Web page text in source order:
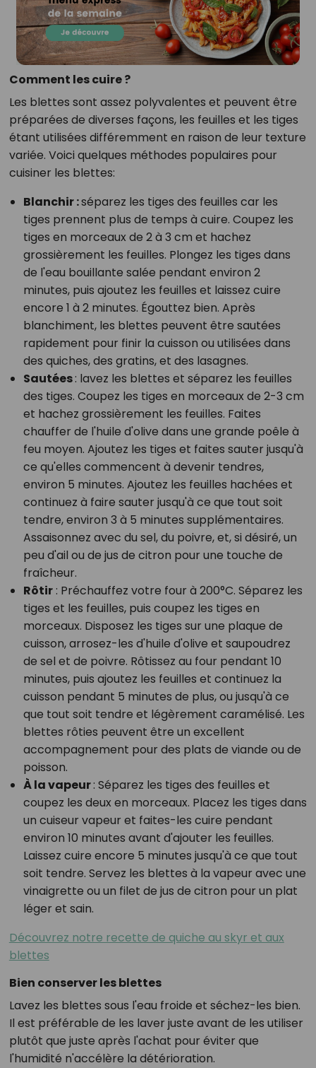
Comment les cuire ?
Les blettes sont assez polyvalentes et peuvent être
préparées de diverses façons, les feuilles et les tiges
étant utilisées différemment en raison de leur texture
variée. Voici quelques méthodes populaires pour
cuisiner les blettes:
Blanchir :séparez les tiges des feuilles car les
tiges prennent plus de temps à cuire. Coupez les
tiges en morceaux de 2 à 3 cm et hachez
grossièrement les feuilles. Plongez les tiges dans
de l'eau bouillante salée pendant environ 2
minutes, puis ajoutez les feuilles et laissez cuire
encore 1 à 2 minutes. Égouttez bien. Après
blanchiment, les blettes peuvent être sautées
rapidement pour finir la cuisson ou utilisées dans
des quiches, des gratins, et des lasagnes.
Sautées: lavez les blettes et séparez les feuilles
des tiges. Coupez les tiges en morceaux de 2-3 cm
et hachez grossièrement les feuilles. Faites
chauffer de l'huile d'olive dans une grande poêle à
feu moyen. Ajoutez les tiges et faites sauter jusqu'à
ce qu'elles commencent à devenir tendres,
environ 5 minutes. Ajoutez les feuilles hachées et
continuez à faire sauter jusqu'à ce que tout soit
tendre, environ 3 à 5 minutes supplémentaires.
Assaisonnez avec du sel, du poivre, et, si désiré, un
peu d'ail ou de jus de citron pour une touche de
fraîcheur.
Rôtir: Préchauffez votre four à 200°C. Séparez les
tiges et les feuilles, puis coupez les tiges en
morceaux. Disposez les tiges sur une plaque de
cuisson, arrosez-les d'huile d'olive et saupoudrez
de sel et de poivre. Rôtissez au four pendant 10
minutes, puis ajoutez les feuilles et continuez la
cuisson pendant 5 minutes de plus, ou jusqu'à ce
que tout soit tendre et légèrement caramélisé. Les
blettes rôties peuvent être un excellent
accompagnement pour des plats de viande ou de
poisson.
À la vapeur: Séparez les tiges des feuilles et
coupez les deux en morceaux. Placez les tiges dans
un cuiseur vapeur et faites-les cuire pendant
environ 10 minutes avant d'ajouter les feuilles.
Laissez cuire encore 5 minutes jusqu'à ce que tout
soit tendre. Servez les blettes à la vapeur avec une
vinaigrette ou un filet de jus de citron pour un plat
léger et sain.
Découvrez notre recette de quiche au skyr et aux
blettes
Bien conserver les blettes
Lavez les blettes sous l'eau froide et séchez-les bien.
Il est préférable de les laver juste avant de les utiliser
plutôt que juste après l'achat pour éviter que
l'humidité n'accélère la détérioration.